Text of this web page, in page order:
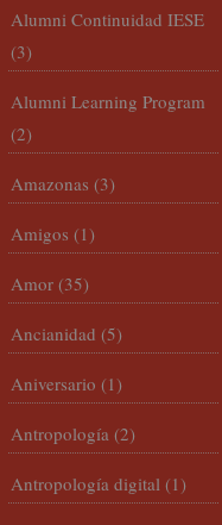
Alumni Continuidad IESE
(3)
Alumni Learning Program
(2)
Amazonas (3)
Amigos (1)
Amor (35)
Ancianidad (5)
Aniversario (1)
Antropología (2)
Antropología digital (1)